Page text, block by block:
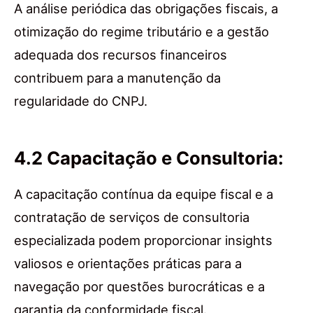
A análise periódica das obrigações fiscais, a
otimização do regime tributário e a gestão
adequada dos recursos financeiros
contribuem para a manutenção da
regularidade do CNPJ.
4.2 Capacitação e Consultoria:
A capacitação contínua da equipe fiscal e a
contratação de serviços de consultoria
especializada podem proporcionar insights
valiosos e orientações práticas para a
navegação por questões burocráticas e a
garantia da conformidade fiscal.